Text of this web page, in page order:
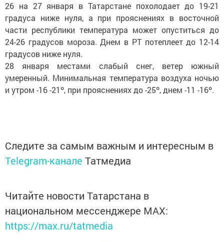
26 на 27 января в Татарстане похолодает до 19-21
градуса ниже нуля, а при прояснениях в восточной
части республики температура может опуститься до
24-26 градусов мороза. Днем в РТ потеплеет до 12-14
градусов ниже нуля.
28 января местами слабый снег, ветер южный
умеренный. Минимальная температура воздуха ночью
и утром -16 -21º, при прояснениях до -25º, днем -11 -16º.
Следите за самым важным и интересным в
Telegram-канале Татмедиа
Читайте новости Татарстана в
национальном мессенджере MАХ:
https://max.ru/tatmedia